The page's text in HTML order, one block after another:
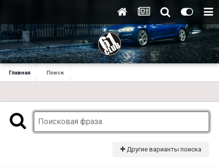
Главная Поиск
Другие варианты поиска